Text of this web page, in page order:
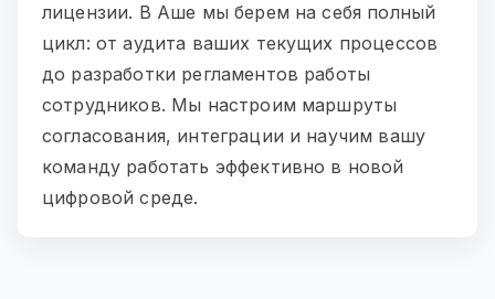
лицензии. В Аше мы берем на себя полный
цикл: от аудита ваших текущих процессов
до разработки регламентов работы
сотрудников. Мы настроим маршруты
согласования, интеграции и научим вашу
команду работать эффективно в новой
цифровой среде.